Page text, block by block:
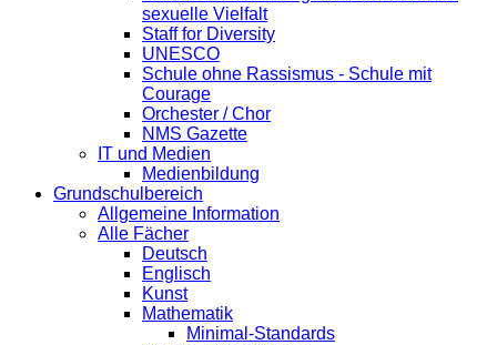
sexuelle Vielfalt
Staff for Diversity
UNESCO
Schule ohne Rassismus - Schule mit
Courage
Orchester / Chor
NMS Gazette
IT und Medien
Medienbildung
Grundschulbereich
Allgemeine Information
Alle Fächer
Deutsch
Englisch
Kunst
Mathematik
Minimal-Standards